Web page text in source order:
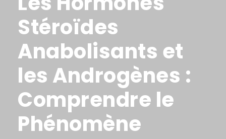
Stéroïdes
Anabolisants et
les Androgènes :
Comprendre le
Phénomène